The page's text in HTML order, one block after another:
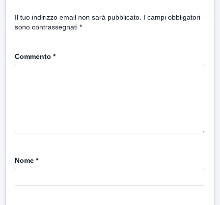
Il tuo indirizzo email non sarà pubblicato. I campi obbligatori
sono contrassegnati *
Commento *
Nome *